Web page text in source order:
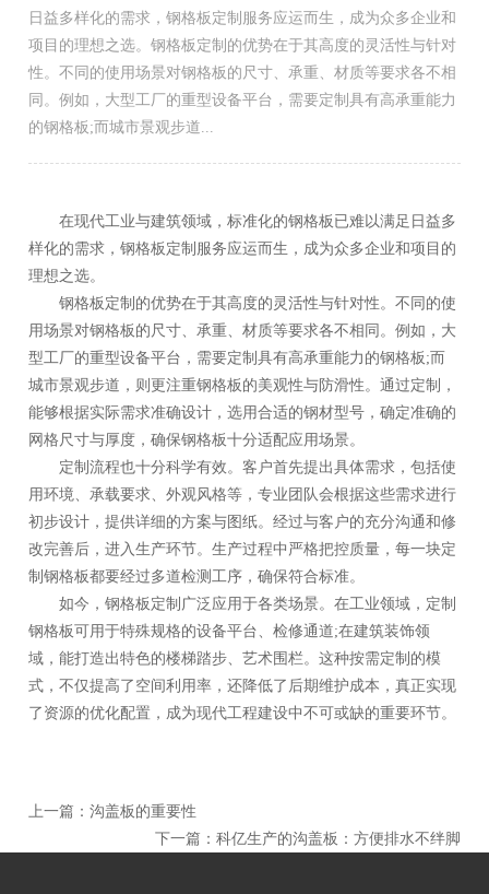
日益多样化的需求，钢格板定制服务应运而生，成为众多企业和
项目的理想之选。钢格板定制的优势在于其高度的灵活性与针对
性。不同的使用场景对钢格板的尺寸、承重、材质等要求各不相
同。例如，大型工厂的重型设备平台，需要定制具有高承重能力
的钢格板;而城市景观步道...
在现代工业与建筑领域，标准化的钢格板已难以满足日益多
样化的需求，钢格板定制服务应运而生，成为众多企业和项目的
理想之选。
钢格板定制的优势在于其高度的灵活性与针对性。不同的使
用场景对钢格板的尺寸、承重、材质等要求各不相同。例如，大
型工厂的重型设备平台，需要定制具有高承重能力的钢格板;而
城市景观步道，则更注重钢格板的美观性与防滑性。通过定制，
能够根据实际需求准确设计，选用合适的钢材型号，确定准确的
网格尺寸与厚度，确保钢格板十分适配应用场景。
定制流程也十分科学有效。客户首先提出具体需求，包括使
用环境、承载要求、外观风格等，专业团队会根据这些需求进行
初步设计，提供详细的方案与图纸。经过与客户的充分沟通和修
改完善后，进入生产环节。生产过程中严格把控质量，每一块定
制钢格板都要经过多道检测工序，确保符合标准。
如今，钢格板定制广泛应用于各类场景。在工业领域，定制
钢格板可用于特殊规格的设备平台、检修通道;在建筑装饰领
域，能打造出特色的楼梯踏步、艺术围栏。这种按需定制的模
式，不仅提高了空间利用率，还降低了后期维护成本，真正实现
了资源的优化配置，成为现代工程建设中不可或缺的重要环节。
上一篇：沟盖板的重要性
下一篇： 科亿生产的沟盖板：方便排水不绊脚